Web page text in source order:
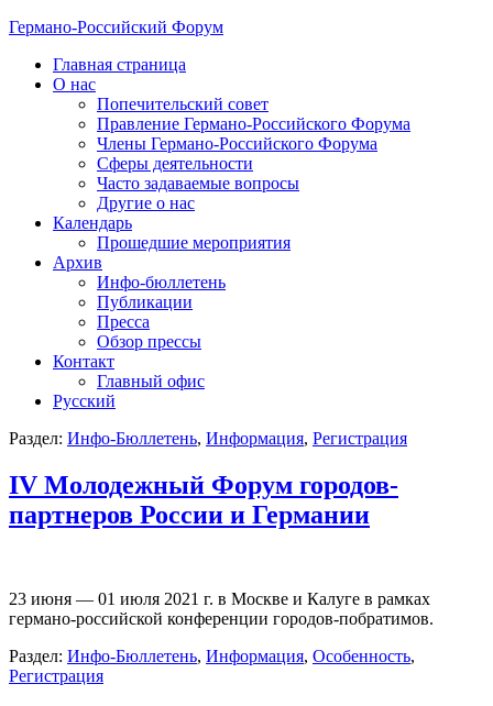
Германо-Российский Форум
Главная страница
О нас
Попечительский совет
Правление Германо-Российского Форума
Члены Германо-Российского Форума
Сферы деятельности
Часто задаваемые вопросы
Другие о нас
Календарь
Прошедшие мероприятия
Архив
Инфо-бюллетень
Публикации
Пресса
Обзор прессы
Контакт
Главный офис
Русский
Раздел: Инфо-Бюллетень, Информация, Регистрация
IV Молодежный Форум городов-
партнеров России и Германии
23 июня — 01 июля 2021 г. в Москве и Калуге в рамках
германо-российской конференции городов-побратимов.
Раздел: Инфо-Бюллетень, Информация, Особенность,
Регистрация